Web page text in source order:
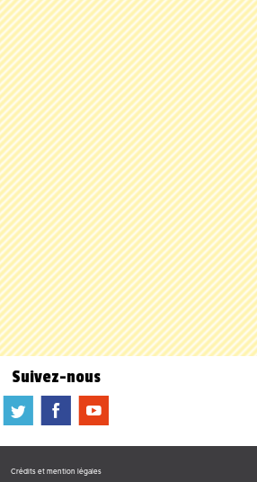
Suivez-nous
a b f
Crédits et mention légales